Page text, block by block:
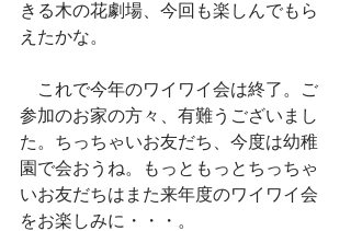
きる木の花劇場、今回も楽しんでもら
えたかな。
これで今年のワイワイ会は終了。ご
参加のお家の方々、有難うございまし
た。ちっちゃいお友だち、今度は幼稚
園で会おうね。もっともっとちっちゃ
いお友だちはまた来年度のワイワイ会
をお楽しみに・・・。